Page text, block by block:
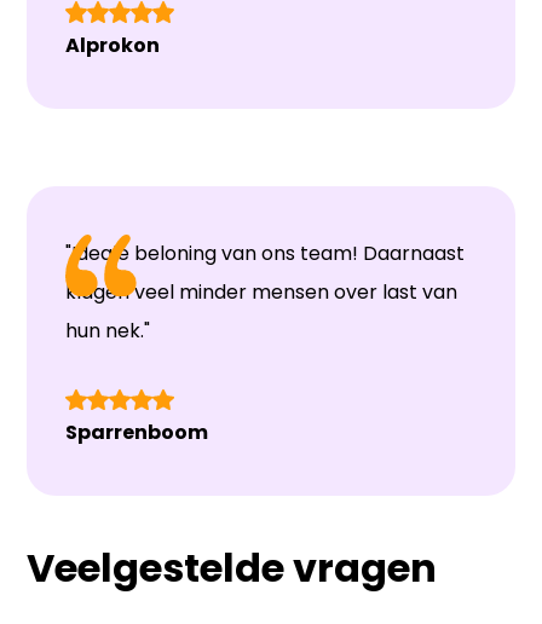
Alprokon
"Ideale beloning van ons team! Daarnaast
klagen veel minder mensen over last van
hun nek."
Sparrenboom
Veelgestelde vragen